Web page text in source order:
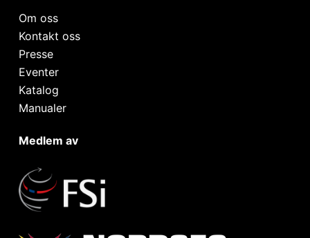
Om oss
Kontakt oss
Presse
Eventer
Katalog
Manualer
Medlem av